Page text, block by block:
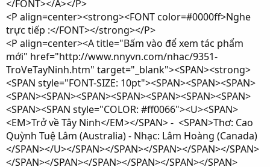
</FONT></A></P>
<P align=center><strong><FONT color=#0000ff>Nghe
trực tiếp :</FONT></strong></P>
<P align=center><A title="Bấm vào để xem tác phẩm
mới" href="http://www.nnyvn.com/nhac/9351-
TroVeTayNinh.htm" target="_blank"><SPAN><strong>
<SPAN style="FONT-SIZE: 10pt"><SPAN><SPAN><SPAN>
<SPAN><SPAN><SPAN><SPAN><SPAN><SPAN><SPAN>
<SPAN><SPAN style="COLOR: #ff0066"><U><SPAN>
<EM>Trở về Tây Ninh</EM></SPAN> - <SPAN>Thơ: Cao
Quỳnh Tuệ Lâm (Australia) - Nhạc: Lâm Hoàng (Canada)
</SPAN></U></SPAN></SPAN></SPAN></SPAN></SPAN>
</SPAN></SPAN></SPAN></SPAN></SPAN></SPAN>